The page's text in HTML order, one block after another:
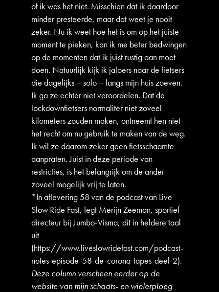
of ik was het niet. Misschien dat ik daardoor
minder presteerde, maar dat weet je nooit
zeker. Nu ik weet hoe het is om op het juiste
moment te pieken, kan ik me beter bedwingen
op de momenten dat ik juist rustig aan moet
doen. Natuurlijk kijk ik jaloers naar de fietsers
die dagelijks – solo – langs mijn huis zoeven.
Ik ga ze echter niet veroordelen. Dat de
lockdownfietsers normaliter niet zoveel
kilometers zouden maken, ontneemt hen niet
het recht om nu gebruik te maken van de weg.
Ik wil ze daarom zeker geen fietsschaamte
aanpraten. Juist in deze periode van
restricties, is het belangrijk om de ander
zoveel mogelijk vrij te laten.
*In aflevering 58 van de podcast van Live
Slow Ride Fast, legt Merijn Zeeman, sportief
directeur bij Jumbo-Visma, dit in heldere taal
uit
(https://www.liveslowridefast.com/podcast-
notes-episode-58-de-corona-tapes-deel-2).
Deze column verscheen eerderop de
website van mijn schaats- en wielerploeg